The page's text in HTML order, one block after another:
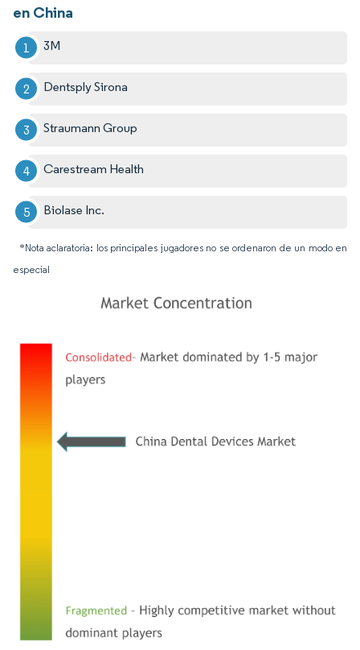
en China
3M
Dentsply Sirona
Straumann Group
Carestream Health
Biolase Inc.
*Nota aclaratoria: los principales jugadores no se ordenaron de un modo en
especial